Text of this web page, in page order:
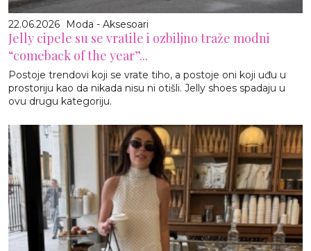
22.06.2026 Moda - Aksesoari
Jelly cipele su se vratile i ozbiljno traže modni
“comeback of the year”...
Postoje trendovi koji se vrate tiho, a postoje oni koji uđu u
prostoriju kao da nikada nisu ni otišli. Jelly shoes spadaju u
ovu drugu kategoriju.